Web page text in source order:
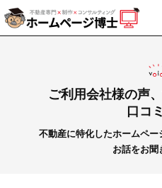
ご利用会社様の声
口コ
不動産に特化したホームペ
お話をお聞